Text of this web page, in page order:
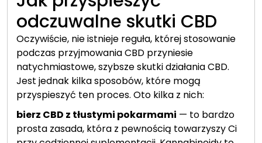
odczuwalne skutki CBD
Oczywiście, nie istnieje reguła, której stosowanie
podczas przyjmowania CBD przyniesie
natychmiastowe, szybsze skutki działania CBD.
Jest jednak kilka sposobów, które mogą
przyspieszyć ten proces. Oto kilka z nich:
bierz CBD z tłustymi pokarmami — to bardzo
prosta zasada, która z pewnością towarzyszy Ci